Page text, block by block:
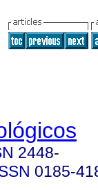
2448-
0185-